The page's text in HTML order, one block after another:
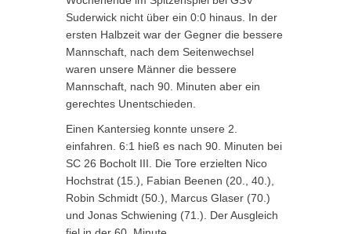
Suderwick nicht über ein 0:0 hinaus. In der
ersten Halbzeit war der Gegner die bessere
Mannschaft, nach dem Seitenwechsel
waren unsere Männer die bessere
Mannschaft, nach 90. Minuten aber ein
gerechtes Unentschieden.
Einen Kantersieg konnte unsere 2.
einfahren. 6:1 hieß es nach 90. Minuten bei
SC 26 Bocholt III. Die Tore erzielten Nico
Hochstrat (15.), Fabian Beenen (20., 40.),
Robin Schmidt (50.), Marcus Glaser (70.)
und Jonas Schwiening (71.). Der Ausgleich